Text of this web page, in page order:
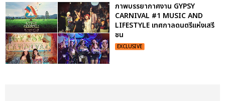
ภาพบรรยากาศงาน GYPSY
CARNIVAL #1 MUSIC AND
LIFESTYLE เทศกาลดนตรีแห่งเสรี
ชน
EXCLUSIVE